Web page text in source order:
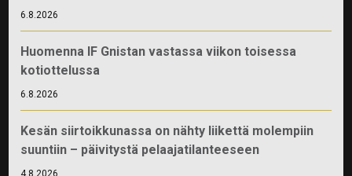
6.8.2026
Huomenna IF Gnistan vastassa viikon toisessa
kotiottelussa
6.8.2026
Kesän siirtoikkunassa on nähty liikettä molempiin
suuntiin – päivitystä pelaajatilanteeseen
4.8.2026